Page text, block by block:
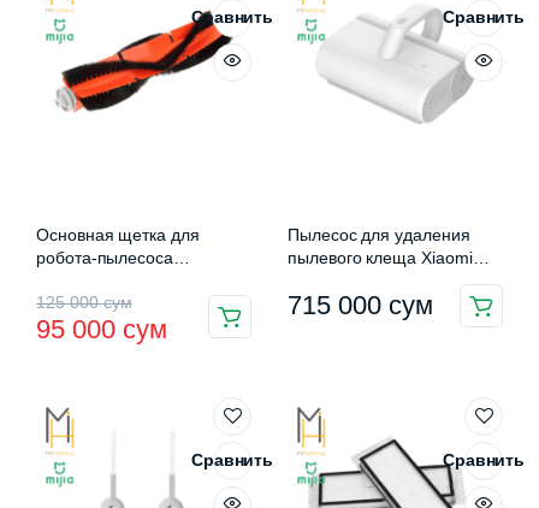
Сравнить
Основная щетка для
робота-пылесоса
(SDZS01RR)
125 000сум
Первоначальная
цена
125
000 сум.
95 000 сум
Текущая
цена:
000 сум.
Сравнить
Пылесос для удаления
пылевого клеща Xiaomi
Cleaner (MJCMY01DY)
715 000 сум
Сравнить Сравнить